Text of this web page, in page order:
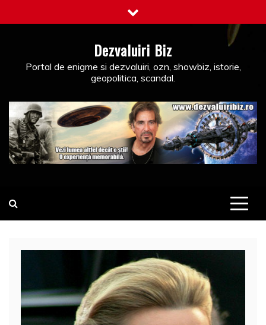
to
Dezvaluiri Biz
Portal de enigme si dezvaluiri, ozn, showbiz, istorie,
geopolitica, scandal.